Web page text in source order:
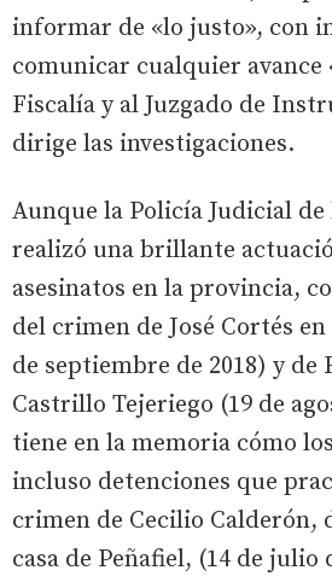
informar de «lo justo», con
comunicar cualquier avance
Fiscalía y al Juzgado de
dirige las investigaciones.
Aunque la Policía Judicial
realizó una brillante
asesinatos en la provincia,
del crimen de José Cortés en
de septiembre de 2018) y de
Castrillo Tejeriego (19 de
tiene en la memoria cómo
incluso detenciones que
crimen de Cecilio Calderón,
casa de Peñafiel, (14 de julio